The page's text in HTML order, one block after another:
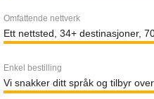
Omfattende nettverk
Ett nettsted, 34+ destinasjoner,
Enkel bestilling
Vi snakker ditt språk og tilbyr